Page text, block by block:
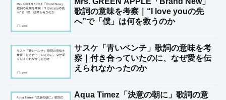
歌詞の意味を考察｜“I love youの先
へ”で「僕」は何を救うのか
サスケ「青いベンチ」歌詞の意味を考
察｜付き合っていたのに、なぜ愛を伝
えられなかったのか
Aqua Timez「決意の朝に」歌詞の意